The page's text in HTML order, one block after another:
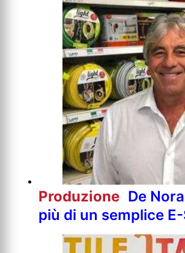
Produzione De
più di un semplice